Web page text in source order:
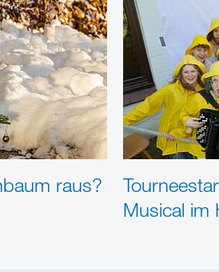
raus?
Musical im